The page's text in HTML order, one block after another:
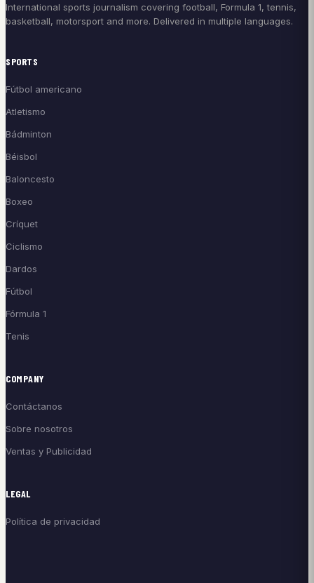
International sports journalism covering football, Formula 1, tennis,
basketball, motorsport and more. Delivered in multiple languages.
SPORTS
Fútbol americano
Atletismo
Bádminton
Béisbol
Baloncesto
Boxeo
Críquet
Ciclismo
Dardos
Fútbol
Fórmula 1
Tenis
COMPANY
Contáctanos
Sobre nosotros
Ventas y Publicidad
LEGAL
Política de privacidad